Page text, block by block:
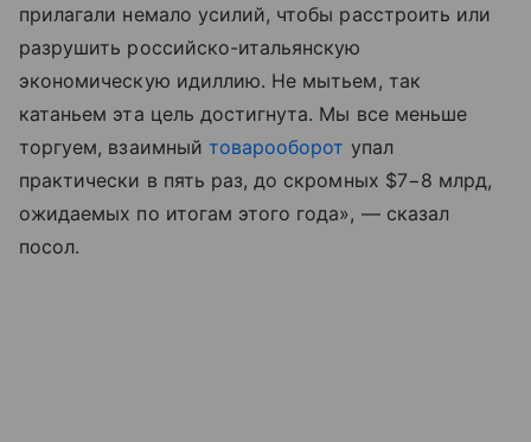
прилагали немало усилий, чтобы расстроить или
разрушить российско-итальянскую
экономическую идиллию. Не мытьем, так
катаньем эта цель достигнута. Мы все меньше
торгуем, взаимный товарооборот упал
практически в пять раз, до скромных $7−8 млрд,
ожидаемых по итогам этого года», — сказал
посол.